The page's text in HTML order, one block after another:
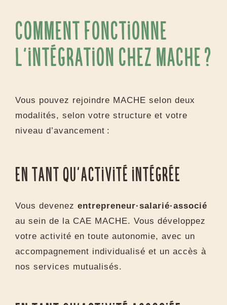
Comment fonctionne
l’intégration chez MACHE ?
Vous pouvez rejoindre MACHE selon deux
modalités, selon votre structure et votre
niveau d’avancement :
En tant qu’activité intégrée
Vous devenez entrepreneur·salarié·associé
au sein de la CAE MACHE. Vous développez
votre activité en toute autonomie, avec un
accompagnement individualisé et un accès à
nos services mutualisés.